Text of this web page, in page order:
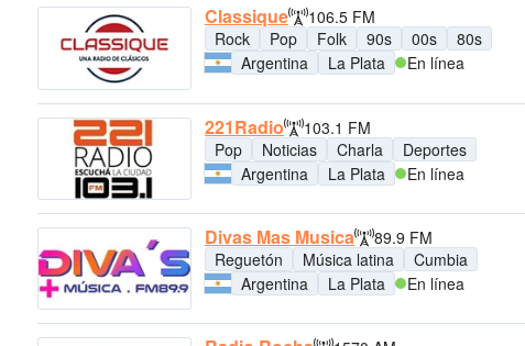
Classique
106.5 FM
Rock
Pop Folk 90s 00s
80s
Argentina
La Plata En línea
221Radio
103.1 FM
Pop
Noticias Charla
Deportes
Argentina
La Plata En línea
Divas Mas Musica
89.9 FM
Reguetón
Música latina
Cumbia
Argentina
La Plata En línea